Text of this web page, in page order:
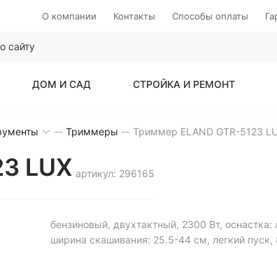
О компании Контакты Способы оплаты
ДОМ И САД СТРОЙКА И РЕМОНТ
Триммеры Триммер ELAND GTR-5123
LUX артикул: 296165
бензиновый, двухтактный, 2300 Вт,
ширина скашивания: 25.5-44 см, легкий пуск,